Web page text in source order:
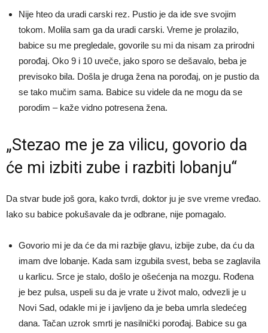
Nije hteo da uradi carski rez. Pustio je da ide sve svojim
tokom. Molila sam ga da uradi carski. Vreme je prolazilo,
babice su me pregledale, govorile su mi da nisam za prirodni
porođaj. Oko 9 i 10 uveče, jako sporo se dešavalo, beba je
previsoko bila. Došla je druga žena na porođaj, on je pustio da
se tako mučim sama. Babice su videle da ne mogu da se
porodim – kaže vidno potresena žena.
„Stezao me je za vilicu, govorio da
će mi izbiti zube i razbiti lobanju“
Da stvar bude još gora, kako tvrdi, doktor ju je sve vreme vređao.
Iako su babice pokušavale da je odbrane, nije pomagalo.
Govorio mi je da će da mi razbije glavu, izbije zube, da ću da
imam dve lobanje. Kada sam izgubila svest, beba se zaglavila
u karlicu. Srce je stalo, došlo je ošećenja na mozgu. Rođena
je bez pulsa, uspeli su da je vrate u život malo, odvezli je u
Novi Sad, odakle mi je i javljeno da je beba umrla sledećeg
dana. Tačan uzrok smrti je nasilnički porođaj. Babice su ga